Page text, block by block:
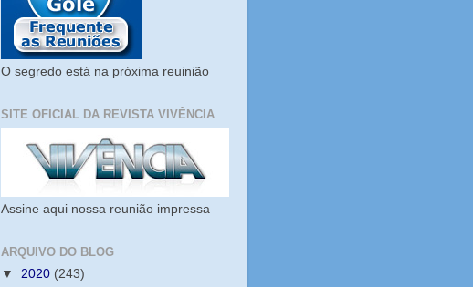
O segredo está na próxima reuinião
SITE OFICIAL DA REVISTA VIVÊNCIA
Assine aqui nossa reunião impressa
ARQUIVO DO BLOG
▼ 2020 (243)